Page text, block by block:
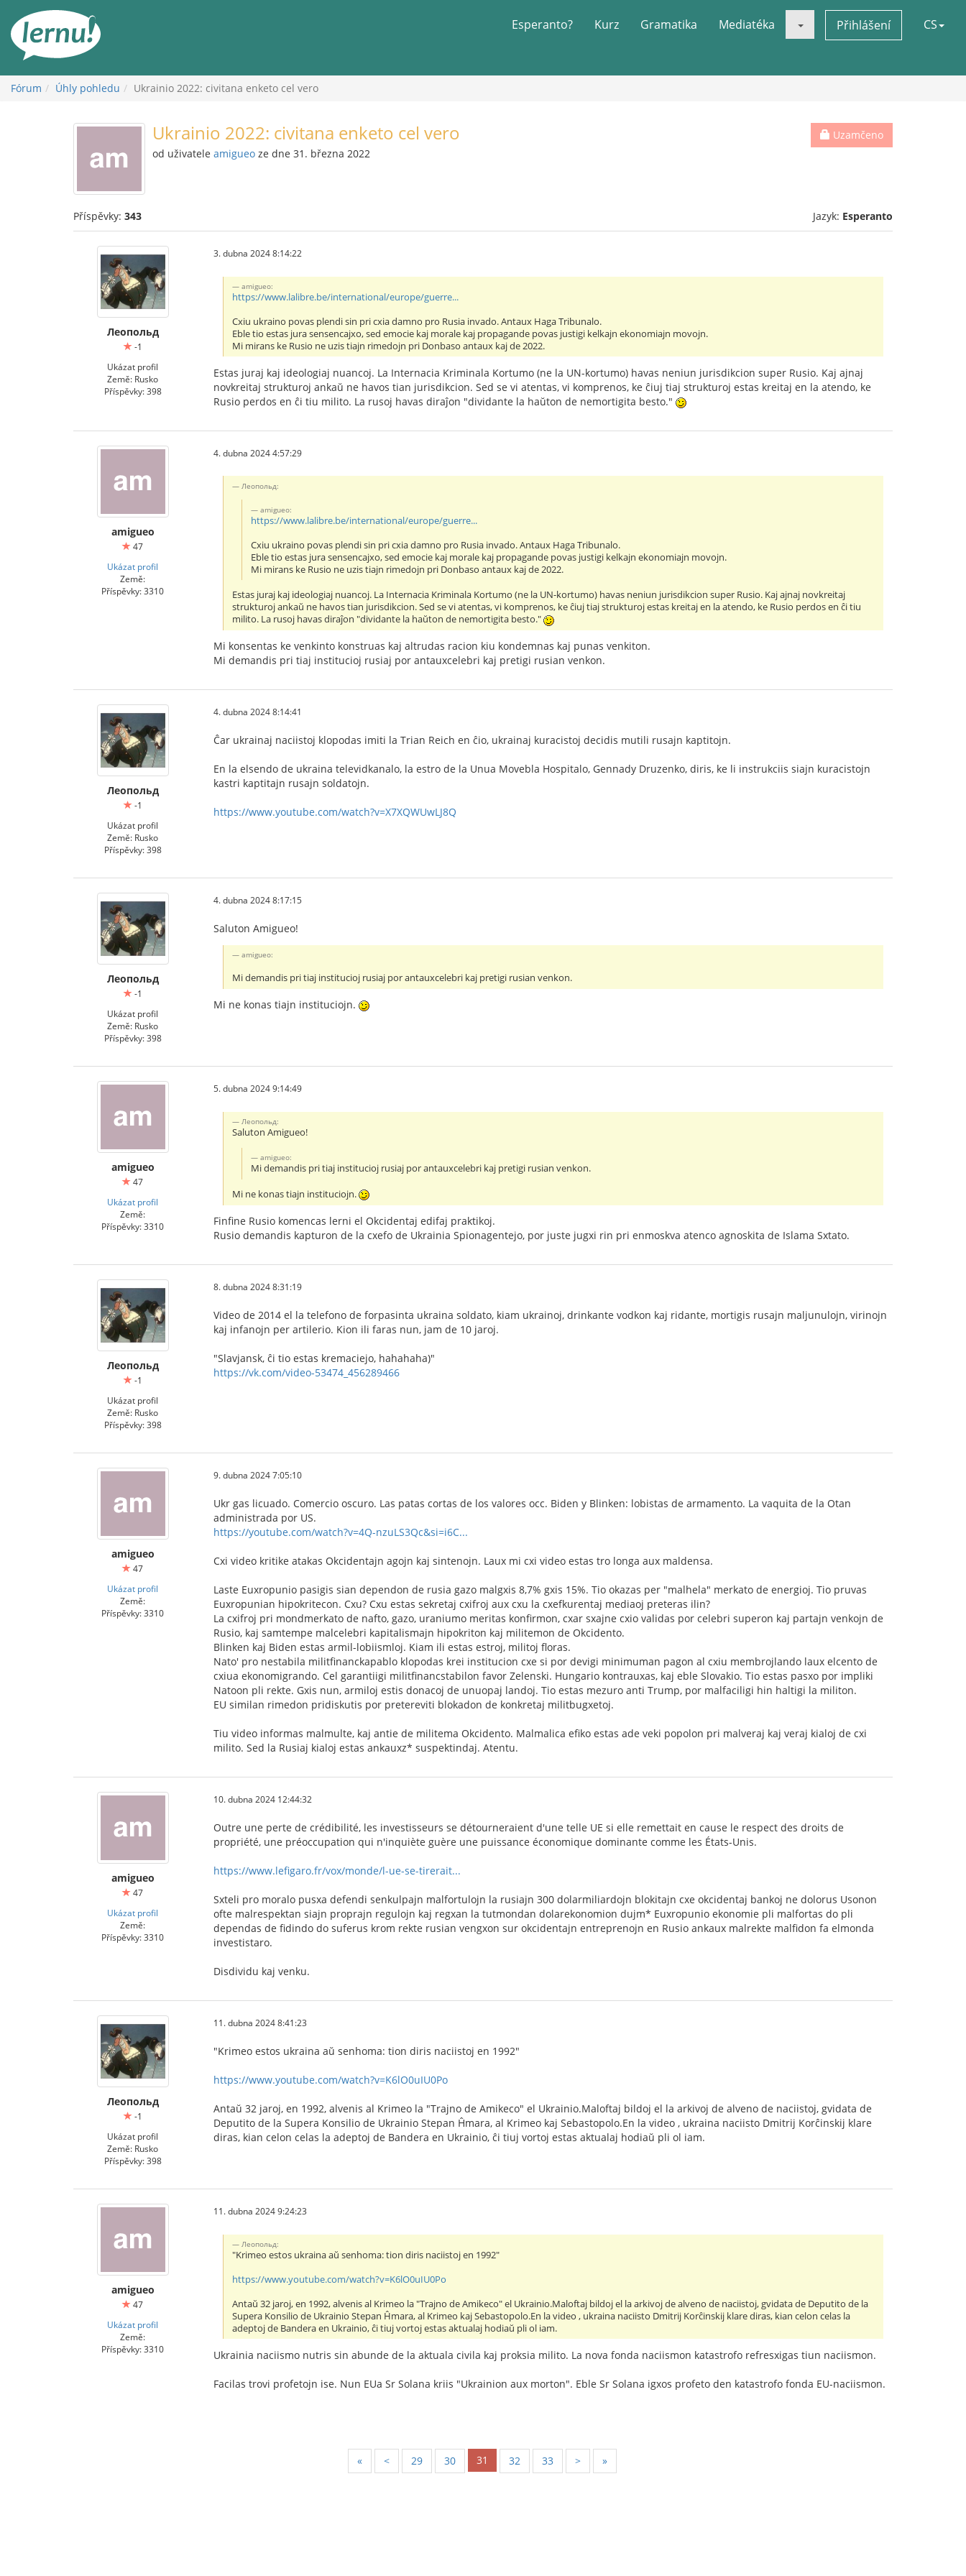
obsahu
Esperanto? Kurz Gramatika Mediatéka Přihlášení CS
Fórum Úhly pohledu Ukrainio 2022: civitana enketo cel vero
Uzamčeno
Ukrainio 2022: civitana enketo cel vero
od uživatele amigueo ze dne 31. března 2022
Příspěvky: 343 Jazyk: Esperanto
Леопольд
-1
Ukázat profil
Země: Rusko
Příspěvky: 398
3. dubna 2024 8:14:22
amigueo:
https://www.lalibre.be/international/europe/guerre...
Cxiu ukraino povas plendi sin pri cxia damno pro Rusia invado. Antaux Haga Tribunalo.
Eble tio estas jura sensencajxo, sed emocie kaj morale kaj propagande povas justigi kelkajn ekonomiajn movojn.
Mi mirans ke Rusio ne uzis tiajn rimedojn pri Donbaso antaux kaj de 2022.
Estas juraj kaj ideologiaj nuancoj. La Internacia Kriminala Kortumo (ne la UN-kortumo) havas neniun jurisdikcion super Rusio. Kaj ajnaj
novkreitaj strukturoj ankaŭ ne havos tian jurisdikcion. Sed se vi atentas, vi komprenos, ke ĉiuj tiaj strukturoj estas kreitaj en la atendo, ke
Rusio perdos en ĉi tiu milito. La rusoj havas diraĵon "dividante la haŭton de nemortigita besto."
amigueo
47
Ukázat profil
Země:
Příspěvky: 3310
4. dubna 2024 4:57:29
Леопольд:
amigueo:
https://www.lalibre.be/international/europe/guerre...
Cxiu ukraino povas plendi sin pri cxia damno pro Rusia invado. Antaux Haga Tribunalo.
Eble tio estas jura sensencajxo, sed emocie kaj morale kaj propagande povas justigi kelkajn ekonomiajn movojn.
Mi mirans ke Rusio ne uzis tiajn rimedojn pri Donbaso antaux kaj de 2022.
Estas juraj kaj ideologiaj nuancoj. La Internacia Kriminala Kortumo (ne la UN-kortumo) havas neniun jurisdikcion super Rusio. Kaj ajnaj novkreitaj
strukturoj ankaŭ ne havos tian jurisdikcion. Sed se vi atentas, vi komprenos, ke ĉiuj tiaj strukturoj estas kreitaj en la atendo, ke Rusio perdos en ĉi tiu
milito. La rusoj havas diraĵon "dividante la haŭton de nemortigita besto."
Mi konsentas ke venkinto konstruas kaj altrudas racion kiu kondemnas kaj punas venkiton.
Mi demandis pri tiaj institucioj rusiaj por antauxcelebri kaj pretigi rusian venkon.
Леопольд
-1
Ukázat profil
Země: Rusko
Příspěvky: 398
4. dubna 2024 8:14:41
Ĉar ukrainaj naciistoj klopodas imiti la Trian Reich en ĉio, ukrainaj kuracistoj decidis mutili rusajn kaptitojn.
En la elsendo de ukraina televidkanalo, la estro de la Unua Movebla Hospitalo, Gennady Druzenko, diris, ke li instrukciis siajn kuracistojn
kastri kaptitajn rusajn soldatojn.
https://www.youtube.com/watch?v=X7XQWUwLJ8Q
Леопольд
-1
Ukázat profil
Země: Rusko
Příspěvky: 398
4. dubna 2024 8:17:15
Saluton Amigueo!
amigueo:
Mi demandis pri tiaj institucioj rusiaj por antauxcelebri kaj pretigi rusian venkon.
Mi ne konas tiajn instituciojn.
amigueo
47
Ukázat profil
Země:
Příspěvky: 3310
5. dubna 2024 9:14:49
Леопольд:
Saluton Amigueo!
amigueo:
Mi demandis pri tiaj institucioj rusiaj por antauxcelebri kaj pretigi rusian venkon.
Mi ne konas tiajn instituciojn.
Finfine Rusio komencas lerni el Okcidentaj edifaj praktikoj.
Rusio demandis kapturon de la cxefo de Ukrainia Spionagentejo, por juste jugxi rin pri enmoskva atenco agnoskita de Islama Sxtato.
Леопольд
-1
Ukázat profil
Země: Rusko
Příspěvky: 398
8. dubna 2024 8:31:19
Video de 2014 el la telefono de forpasinta ukraina soldato, kiam ukrainoj, drinkante vodkon kaj ridante, mortigis rusajn maljunulojn, virinojn
kaj infanojn per artilerio. Kion ili faras nun, jam de 10 jaroj.
"Slavjansk, ĉi tio estas kremaciejo, hahahaha)"
https://vk.com/video-53474_456289466
amigueo
47
Ukázat profil
Země:
Příspěvky: 3310
9. dubna 2024 7:05:10
Ukr gas licuado. Comercio oscuro. Las patas cortas de los valores occ. Biden y Blinken: lobistas de armamento. La vaquita de la Otan
administrada por US.
https://youtube.com/watch?v=4Q-nzuLS3Qc&si=i6C...
Cxi video kritike atakas Okcidentajn agojn kaj sintenojn. Laux mi cxi video estas tro longa aux maldensa.
Laste Euxropunio pasigis sian dependon de rusia gazo malgxis 8,7% gxis 15%. Tio okazas per "malhela" merkato de energioj. Tio pruvas
Euxropunian hipokritecon. Cxu? Cxu estas sekretaj cxifroj aux cxu la cxefkurentaj mediaoj preteras ilin?
La cxifroj pri mondmerkato de nafto, gazo, uraniumo meritas konfirmon, cxar sxajne cxio validas por celebri superon kaj partajn venkojn de
Rusio, kaj samtempe malcelebri kapitalismajn hipokriton kaj militemon de Okcidento.
Blinken kaj Biden estas armil-lobiismloj. Kiam ili estas estroj, militoj floras.
Nato' pro nestabila militfinanckapablo klopodas krei institucion cxe si por devigi minimuman pagon al cxiu membrojlando laux elcento de
cxiua ekonomigrando. Cel garantiigi militfinancstabilon favor Zelenski. Hungario kontrauxas, kaj eble Slovakio. Tio estas pasxo por impliki
Natoon pli rekte. Gxis nun, armiloj estis donacoj de unuopaj landoj. Tio estas mezuro anti Trump, por malfaciligi hin haltigi la militon.
EU similan rimedon pridiskutis por pretereviti blokadon de konkretaj militbugxetoj.
Tiu video informas malmulte, kaj antie de militema Okcidento. Malmalica efiko estas ade veki popolon pri malveraj kaj veraj kialoj de cxi
milito. Sed la Rusiaj kialoj estas ankauxz* suspektindaj. Atentu.
amigueo
47
Ukázat profil
Země:
Příspěvky: 3310
10. dubna 2024 12:44:32
Outre une perte de crédibilité, les investisseurs se détourneraient d'une telle UE si elle remettait en cause le respect des droits de
propriété, une préoccupation qui n'inquiète guère une puissance économique dominante comme les États-Unis.
https://www.lefigaro.fr/vox/monde/l-ue-se-tirerait...
Sxteli pro moralo pusxa defendi senkulpajn malfortulojn la rusiajn 300 dolarmiliardojn blokitajn cxe okcidentaj bankoj ne dolorus Usonon
ofte malrespektan siajn proprajn regulojn kaj regxan la tutmondan dolarekonomion dujm* Euxropunio ekonomie pli malfortas do pli
dependas de fidindo do suferus krom rekte rusian vengxon sur okcidentajn entreprenojn en Rusio ankaux malrekte malfidon fa elmonda
investistaro.
Disdividu kaj venku.
Леопольд
-1
Ukázat profil
Země: Rusko
Příspěvky: 398
11. dubna 2024 8:41:23
"Krimeo estos ukraina aŭ senhoma: tion diris naciistoj en 1992"
https://www.youtube.com/watch?v=K6lO0uIU0Po
Antaŭ 32 jaroj, en 1992, alvenis al Krimeo la "Trajno de Amikeco" el Ukrainio.Maloftaj bildoj el la arkivoj de alveno de naciistoj, gvidata de
Deputito de la Supera Konsilio de Ukrainio Stepan Ĥmara, al Krimeo kaj Sebastopolo.En la video , ukraina naciisto Dmitrij Korĉinskij klare
diras, kian celon celas la adeptoj de Bandera en Ukrainio, ĉi tiuj vortoj estas aktualaj hodiaŭ pli ol iam.
amigueo
47
Ukázat profil
Země:
Příspěvky: 3310
11. dubna 2024 9:24:23
Леопольд:
"Krimeo estos ukraina aŭ senhoma: tion diris naciistoj en 1992"
https://www.youtube.com/watch?v=K6lO0uIU0Po
Antaŭ 32 jaroj, en 1992, alvenis al Krimeo la "Trajno de Amikeco" el Ukrainio.Maloftaj bildoj el la arkivoj de alveno de naciistoj, gvidata de Deputito de la
Supera Konsilio de Ukrainio Stepan Ĥmara, al Krimeo kaj Sebastopolo.En la video , ukraina naciisto Dmitrij Korĉinskij klare diras, kian celon celas la
adeptoj de Bandera en Ukrainio, ĉi tiuj vortoj estas aktualaj hodiaŭ pli ol iam.
Ukrainia naciismo nutris sin abunde de la aktuala civila kaj proksia milito. La nova fonda naciismon katastrofo refresxigas tiun naciismon.
Facilas trovi profetojn ise. Nun EUa Sr Solana kriis "Ukrainion aux morton". Eble Sr Solana igxos profeto den katastrofo fonda EU-naciismon.
« < 29 30 31 32 33 > »